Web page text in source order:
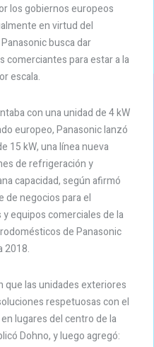
los gobiernos europeos
en virtud del
busca dar
comerciantes para estar a la
escala.
con una unidad de 4 kW
europeo, Panasonic lanzó
15 kW, una línea nueva
de refrigeración y
capacidad, según afirmó
de negocios para el
equipos comerciales de la
de Panasonic
2018.
que las unidades exteriores
respetuosas con el
lugares del centro de la
Dohno, y luego agregó: